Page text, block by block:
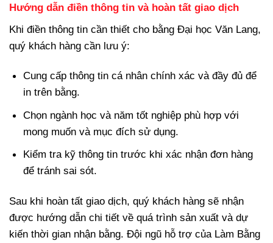
Hướng dẫn điền thông tin và hoàn tất giao dịch
Khi điền thông tin cần thiết cho bằng Đại học Văn Lang,
quý khách hàng cần lưu ý:
Cung cấp thông tin cá nhân chính xác và đầy đủ để
in trên bằng.
Chọn ngành học và năm tốt nghiệp phù hợp với
mong muốn và mục đích sử dụng.
Kiểm tra kỹ thông tin trước khi xác nhận đơn hàng
để tránh sai sót.
Sau khi hoàn tất giao dịch, quý khách hàng sẽ nhận
được hướng dẫn chi tiết về quá trình sản xuất và dự
kiến thời gian nhận bằng. Đội ngũ hỗ trợ của Làm Bằng